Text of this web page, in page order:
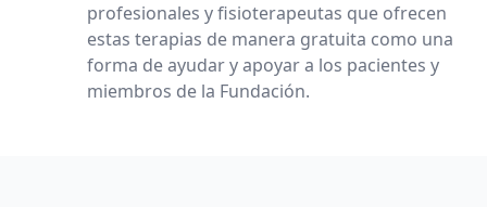
profesionales y fisioterapeutas que ofrecen
estas terapias de manera gratuita como una
forma de ayudar y apoyar a los pacientes y
miembros de la Fundación.